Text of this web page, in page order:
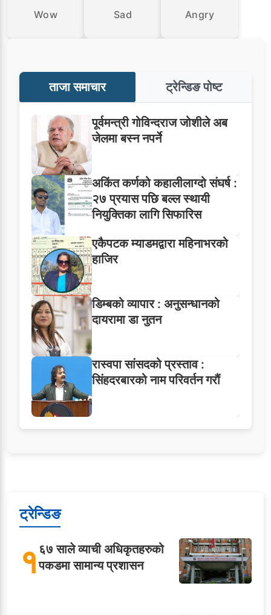
Wow Sad Angry
ताजा समाचार ट्रेन्डिङ पोष्ट
पूर्वमन्त्री गोविन्दराज जोशीले अब
जेलमा बस्न नपर्ने
अकिंत कर्णको कहालीलाग्दो संघर्ष :
२७ प्रयास पछि बल्ल स्थायी
नियुक्तिका लागि सिफारिस
एकैपटक म्याडमद्वारा महिनाभरको
हाजिर
डिम्बको व्यापार : अनुसन्धानको
दायरामा डा नुतन
रास्वपा सांसदको प्रस्ताव :
सिंहदरबारको नाम परिवर्तन गरौं
ट्रेन्डिङ
१६७ साले व्याची अधिकृतहरुको
पकडमा सामान्य प्रशासन